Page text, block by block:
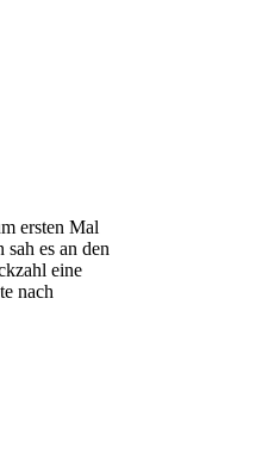
ersten Mal
es an den
eine
nach